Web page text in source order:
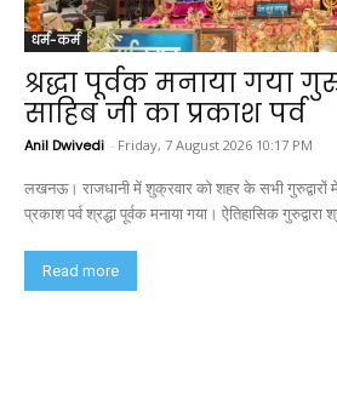
धर्म-कर्म
श्रद्धा पूर्वक मनाया गया
साहिब जी का प्रकाश पर्व
Anil Dwivedi - Friday, 7 August 2026 10:17 PM
लखनऊ। राजधानी में शुक्रवार को शहर के सभी गुरुद्वारों
प्रकाश पर्व श्रद्धा पूर्वक मनाया गया। ऐतिहासिक गुरुद्वारा
Read more